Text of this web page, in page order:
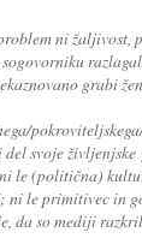
ni žaljivost,
grabi
del svoje
le (politična)
ni le primitivec in
da so mediji